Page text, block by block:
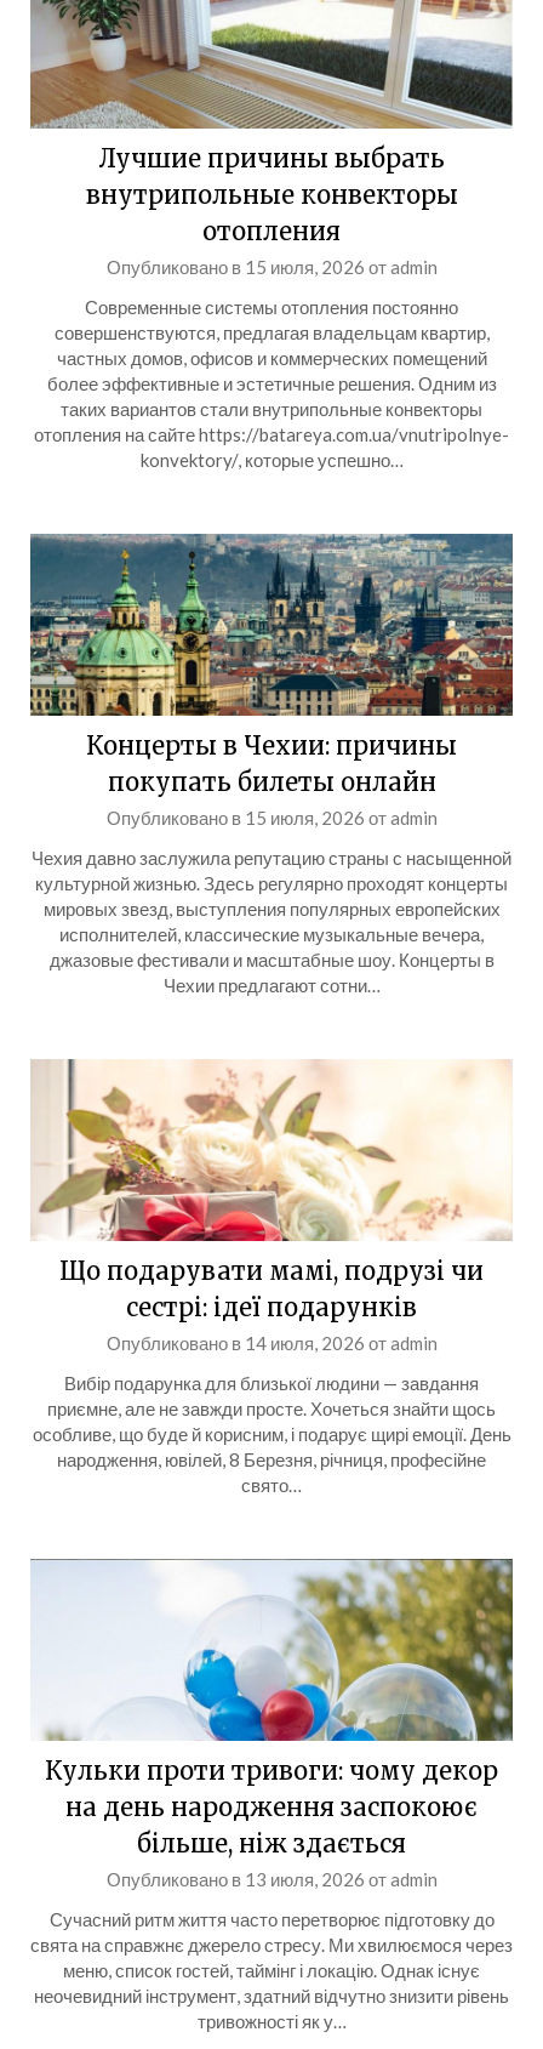
Лучшие причины выбрать
внутрипольные конвекторы
отопления
Опубликовано в 15 июля, 2026 отadmin
Современные системы отопления постоянно
совершенствуются, предлагая владельцам квартир,
частных домов, офисов и коммерческих помещений
более эффективные и эстетичные решения. Одним из
таких вариантов стали внутрипольные конвекторы
отопления на сайте https://batareya.com.ua/vnutripolnye-
konvektory/, которые успешно…
Концерты в Чехии: причины
покупать билеты онлайн
Опубликовано в 15 июля, 2026 отadmin
Чехия давно заслужила репутацию страны с насыщенной
культурной жизнью. Здесь регулярно проходят концерты
мировых звезд, выступления популярных европейских
исполнителей, классические музыкальные вечера,
джазовые фестивали и масштабные шоу. Концерты в
Чехии предлагают сотни…
Що подарувати мамі, подрузі чи
сестрі: ідеї подарунків
Опубликовано в 14 июля, 2026 отadmin
Вибір подарунка для близької людини — завдання
приємне, але не завжди просте. Хочеться знайти щось
особливе, що буде й корисним, і подарує щирі емоції. День
народження, ювілей, 8 Березня, річниця, професійне
свято…
Кульки проти тривоги: чому декор
на день народження заспокоює
більше, ніж здається
Опубликовано в 13 июля, 2026 отadmin
Сучасний ритм життя часто перетворює підготовку до
свята на справжнє джерело стресу. Ми хвилюємося через
меню, список гостей, таймінг і локацію. Однак існує
неочевидний інструмент, здатний відчутно знизити рівень
тривожності як у…